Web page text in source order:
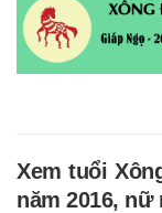
Xem tuổi
năm 2016, nữ